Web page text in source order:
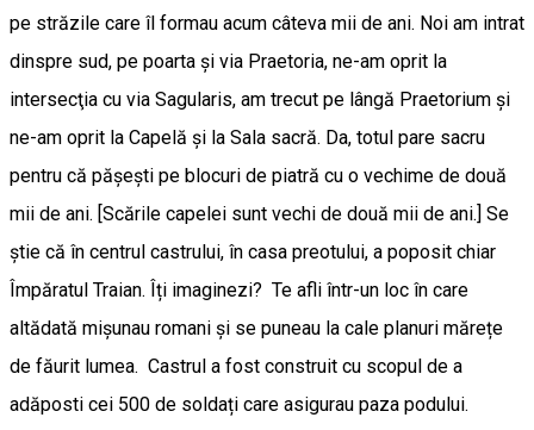
pe străzile care îl formau acum câteva mii de ani. Noi am intrat
dinspre sud, pe poarta și via Praetoria, ne-am oprit la
intersecţia cu via Sagularis, am trecut pe lângă Praetorium și
ne-am oprit la Capelă și la Sala sacră. Da, totul pare sacru
pentru că pășești pe blocuri de piatră cu o vechime de două
mii de ani. [Scările capelei sunt vechi de două mii de ani.] Se
știe că în centrul castrului, în casa preotului, a poposit chiar
Împăratul Traian. Îți imaginezi? Te afli într-un loc în care
altădată mișunau romani și se puneau la cale planuri mărețe
de făurit lumea. Castrul a fost construit cu scopul de a
adăposti cei 500 de soldați care asigurau paza podului.